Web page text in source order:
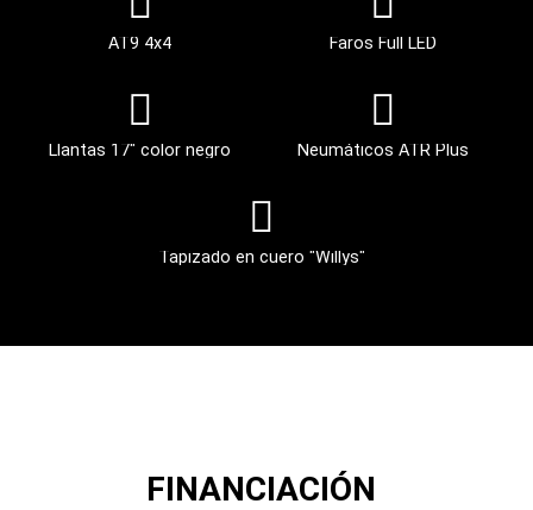
AT9 4x4 Faros Full LED
Llantas 17" color negro Neumáticos ATR Plus
Tapizado en cuero "Willys"
FINANCIACIÓN